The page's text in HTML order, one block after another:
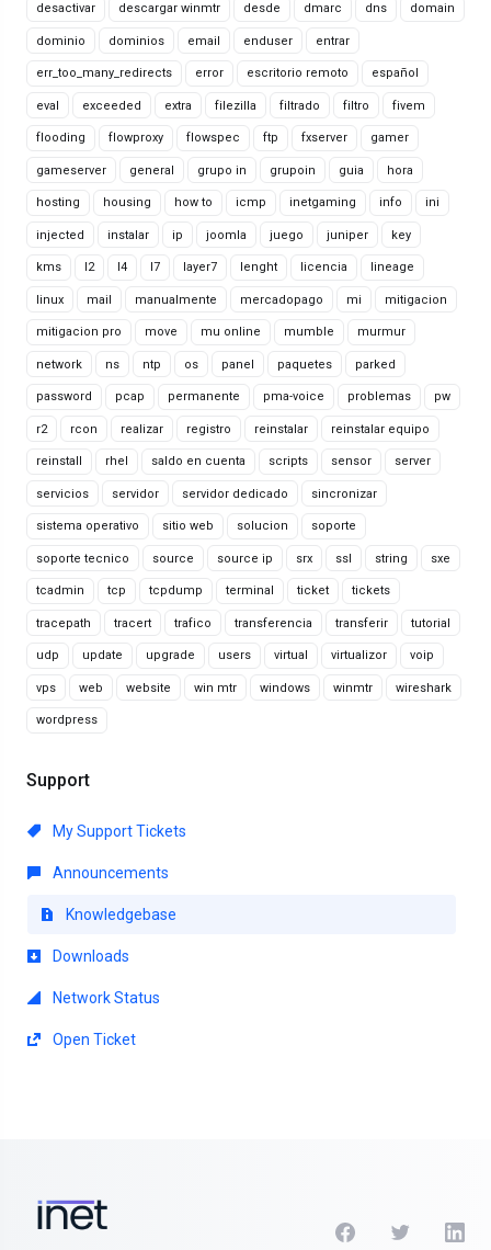
desactivar descargar winmtr desde dmarc dns domain
dominio dominios email enduser entrar
err_too_many_redirects error escritorio remoto español
eval exceeded extra filezilla filtrado filtro fivem
flooding flowproxy flowspec ftp fxserver gamer
gameserver general grupo in grupoin guia hora
hosting housing how to icmp inetgaming info ini
injected instalar ip joomla juego juniper key
kms l2 l4 l7 layer7 lenght licencia lineage
linux mail manualmente mercadopago mi mitigacion
mitigacion pro move mu online mumble murmur
network ns ntp os panel paquetes parked
password pcap permanente pma-voice problemas pw
r2 rcon realizar registro reinstalar reinstalar equipo
reinstall rhel saldo en cuenta scripts sensor server
servicios servidor servidor dedicado sincronizar
sistema operativo sitio web solucion soporte
soporte tecnico source source ip srx ssl string sxe
tcadmin tcp tcpdump terminal ticket tickets
tracepath tracert trafico transferencia transferir tutorial
udp update upgrade users virtual virtualizor voip
vps web website win mtr windows winmtr wireshark
wordpress
Support
My Support Tickets
Announcements
Knowledgebase
Downloads
Network Status
Open Ticket